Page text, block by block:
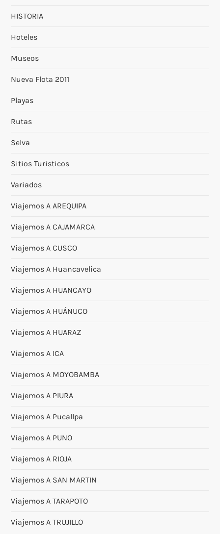
HISTORIA
Hoteles
Museos
Nueva Flota 2011
Playas
Rutas
Selva
Sitios Turisticos
Variados
Viajemos A AREQUIPA
Viajemos A CAJAMARCA
Viajemos A CUSCO
Viajemos A Huancavelica
Viajemos A HUANCAYO
Viajemos A HUÁNUCO
Viajemos A HUARAZ
Viajemos A ICA
Viajemos A MOYOBAMBA
Viajemos A PIURA
Viajemos A Pucallpa
Viajemos A PUNO
Viajemos A RIOJA
Viajemos A SAN MARTIN
Viajemos A TARAPOTO
Viajemos A TRUJILLO